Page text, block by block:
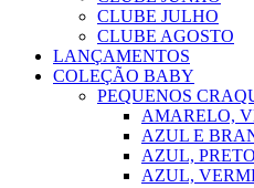
CLUBE JULHO
CLUBE AGOSTO
LANÇAMENTOS
COLEÇÃO BABY
PEQUENOS
AMARELO,
AZUL E
AZUL,
AZUL,